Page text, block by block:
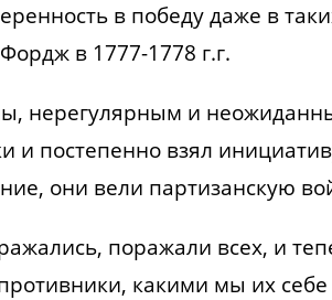
в победу даже в
в 1777-1778 г.г.
нерегулярным и
и постепенно взял
они вели партизанскую
поражали всех, и
какими мы их себе